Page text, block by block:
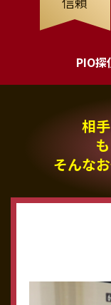
PIO探
相
そんな